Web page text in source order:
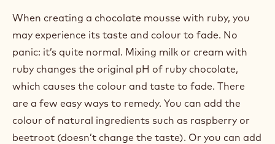
When creating a chocolate mousse with ruby, you
may experience its taste and colour to fade. No
panic: it’s quite normal. Mixing milk or cream with
ruby changes the original pH of ruby chocolate,
which causes the colour and taste to fade. There
are a few easy ways to remedy. You can add the
colour of natural ingredients such as raspberry or
beetroot (doesn’t change the taste). Or you can add